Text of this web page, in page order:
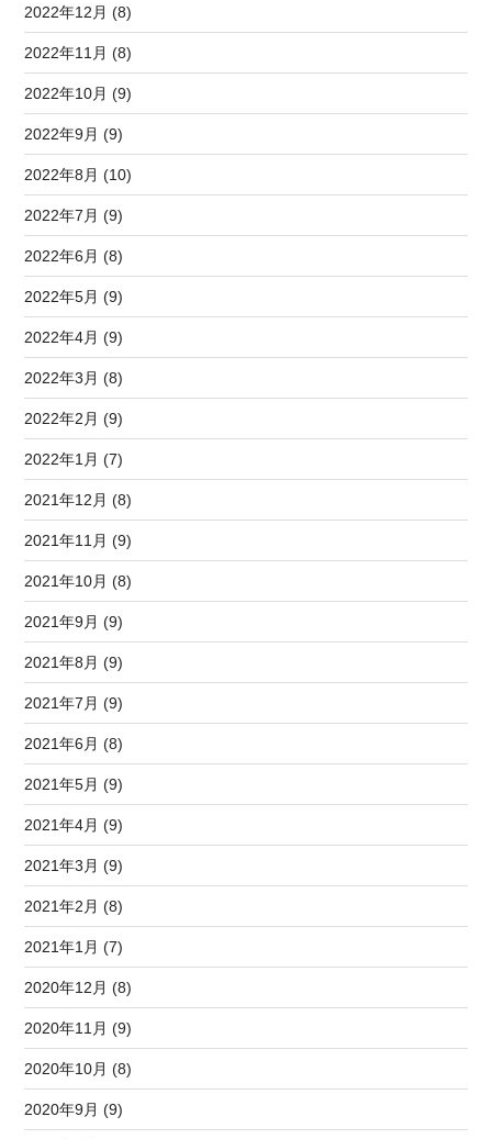
2022年12月 (8)
2022年11月 (8)
2022年10月 (9)
2022年9月 (9)
2022年8月 (10)
2022年7月 (9)
2022年6月 (8)
2022年5月 (9)
2022年4月 (9)
2022年3月 (8)
2022年2月 (9)
2022年1月 (7)
2021年12月 (8)
2021年11月 (9)
2021年10月 (8)
2021年9月 (9)
2021年8月 (9)
2021年7月 (9)
2021年6月 (8)
2021年5月 (9)
2021年4月 (9)
2021年3月 (9)
2021年2月 (8)
2021年1月 (7)
2020年12月 (8)
2020年11月 (9)
2020年10月 (8)
2020年9月 (9)